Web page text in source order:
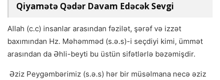
Qiyamətə Qədər Davam Edəcək Sevgi
Allah (c.c) insanlar arasından fəzilət, şərəf və izzət
baxımından Hz. Məhəmməd (s.ə.s)-i seçdiyi kimi, ümmət
arasından da Əhli-beyti bu üstün sifətlərlə bəzəmişdir.
Əziz Peygəmbərimiz (s.ə.s) hər bir müsəlmana necə əziz